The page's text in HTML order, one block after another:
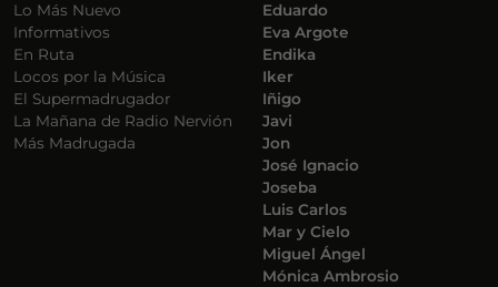
Lo Más Nuevo
Informativos
En Ruta
Locos por la Música
El Supermadrugador
La Mañana de Radio Nervión
Más Madrugada
Eduardo
Eva Argote
Endika
Iker
Iñigo
Javi
Jon
José Ignacio
Joseba
Luis Carlos
Mar y Cielo
Miguel Ángel
Mónica Ambrosio